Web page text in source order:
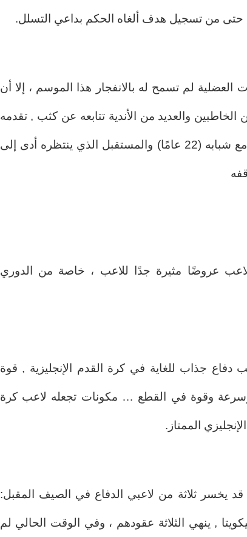
حتى من تسجيل هدف ألغاه الحكم بداعي التسلل.
العضلية لم تسمح له بالانفجار هذا الموسم ، إلا أن
الخاطبين والعديد من الأندية تتابعه عن كثب , تقدمه
في برشلونة جنبًا إلى جنب مع شبابه (22 عامًا) والمستقبل الذي ينتظره أدى إلى
عروضًا مثيرة جدًا للاعب ، خاصة من الدوري
دفاع جذاب للغاية في كرة القدم الإنجليزية , قوة
وسرعة وقوة في القطع … مكونات تجعله لاعب كرة
الممتاز.
يخسر ثلاثة من لاعبي الدفاع في الصيف المقبل:
, ينهي الثلاثة عقودهم ، وفي الوقت الحالي لم